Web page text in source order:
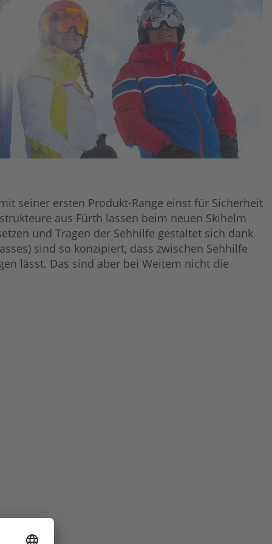
seiner ersten Produkt-Range einst für Sicherheit
aus Fürth lassen beim neuen Skihelm
und Tragen der Sehhilfe gestaltet sich dank
sind so konzipiert, dass zwischen Sehhilfe
lässt. Das sind aber bei Weitem nicht die